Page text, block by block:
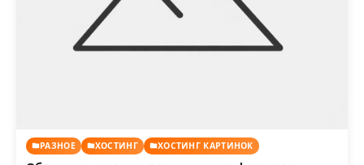
РАЗНОЕ ХОСТИНГ ХОСТИНГ КАРТИНОК